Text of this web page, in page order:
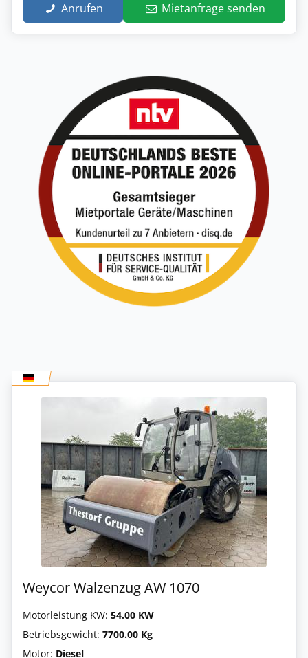
Anrufen Mietanfrage senden
Weycor Walzenzug AW 1070
Motorleistung KW: 54.00 KW
Betriebsgewicht: 7700.00 Kg
Motor: Diesel